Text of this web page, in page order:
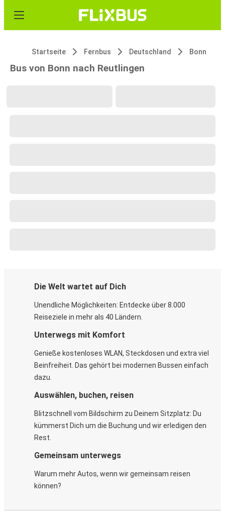
Startseite Fernbus Deutschland Bonn
Bus von Bonn nach Reutlingen
Die Welt wartet auf Dich
Unendliche Möglichkeiten: Entdecke über 8.000
Reiseziele in mehr als 40 Ländern.
Unterwegs mit Komfort
Genieße kostenloses WLAN, Steckdosen und extra viel
Beinfreiheit. Das gehört bei modernen Bussen einfach
dazu.
Auswählen, buchen, reisen
Blitzschnell vom Bildschirm zu Deinem Sitzplatz: Du
kümmerst Dich um die Buchung und wir erledigen den
Rest.
Gemeinsam unterwegs
Warum mehr Autos, wenn wir gemeinsam reisen
können?